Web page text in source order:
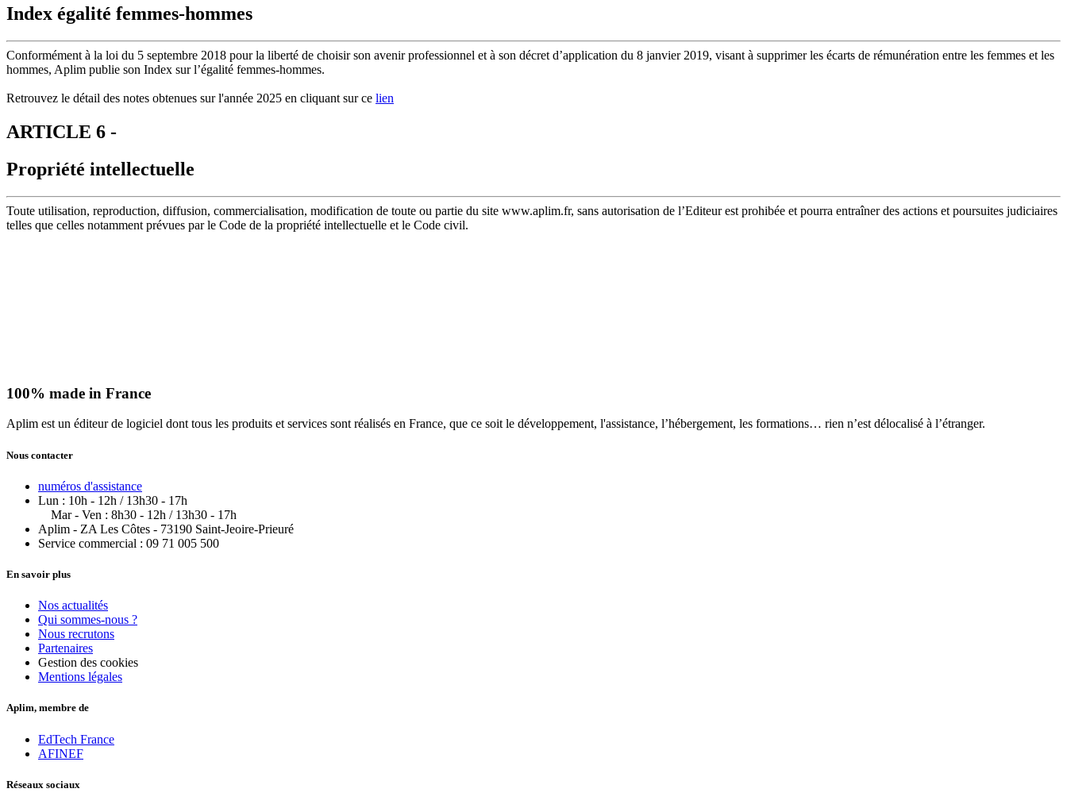
Index égalité femmes-hommes
Conformément à la loi du 5 septembre 2018 pour la liberté de choisir son avenir professionnel et à son décret d’application du 8 janvier 2019, visant à supprimer les écarts de rémunération entre les femmes et les
hommes, Aplim publie son Index sur l’égalité femmes-hommes.
Retrouvez le détail des notes obtenues sur l'année 2025 en cliquant sur ce lien
ARTICLE 6 -
Propriété intellectuelle
Toute utilisation, reproduction, diffusion, commercialisation, modification de toute ou partie du site www.aplim.fr, sans autorisation de l’Editeur est prohibée et pourra entraîner des actions et poursuites judiciaires
telles que celles notamment prévues par le Code de la propriété intellectuelle et le Code civil.
100% made in France
Aplim est un éditeur de logiciel dont tous les produits et services sont réalisés en France, que ce soit le développement, l'assistance, l’hébergement, les formations… rien n’est délocalisé à l’étranger.
Nous contacter
numéros d'assistance
Lun : 10h - 12h / 13h30 - 17h
Mar - Ven : 8h30 - 12h / 13h30 - 17h
Aplim - ZA Les Côtes - 73190 Saint-Jeoire-Prieuré
Service commercial : 09 71 005 500
En savoir plus
Nos actualités
Qui sommes-nous ?
Nous recrutons
Partenaires
Gestion des cookies
Mentions légales
Aplim, membre de
EdTech France
AFINEF
Réseaux sociaux